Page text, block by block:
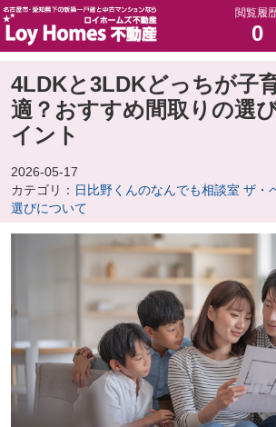
閲覧履
0
4LDKと3LDKどっちが子
適？おすすめ間取りの選
イント
2026-05-17
カテゴリ： 日比野くんのなんでも相談室 ザ・
選びについて